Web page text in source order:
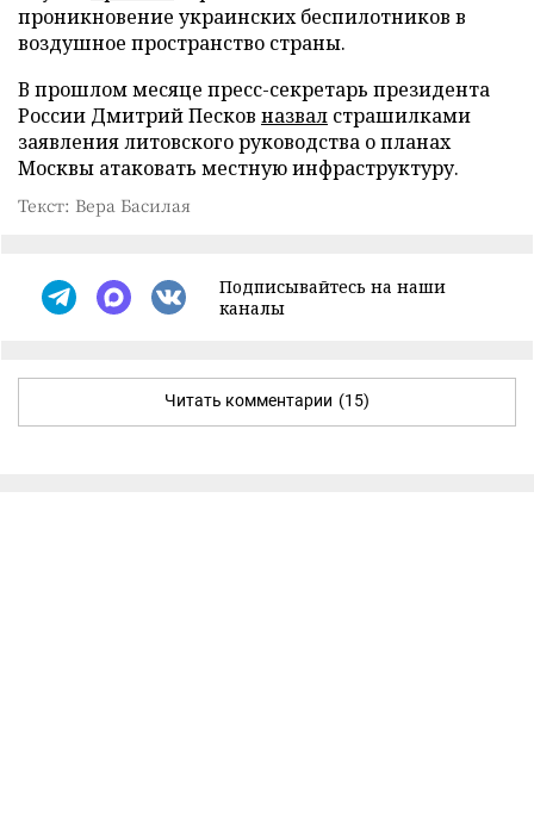
проникновение украинских беспилотников в
воздушное пространство страны.
В прошлом месяце пресс-секретарь президента
России Дмитрий Песков назвал страшилками
заявления литовского руководства о планах
Москвы атаковать местную инфраструктуру.
Текст: Вера Басилая
Подписывайтесь на наши
каналы
Читать комментарии (15)